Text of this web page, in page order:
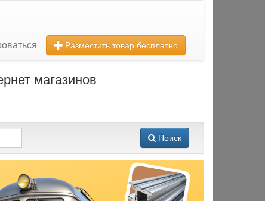
Разместить товар бесплатно
магазинов
Поиск